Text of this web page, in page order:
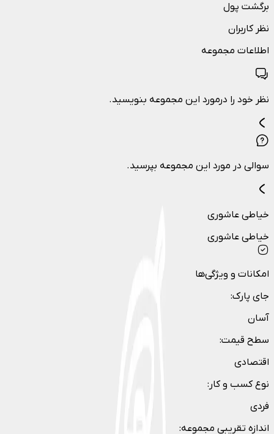
برگشت پول
نظر کاربران
اطلاعات مجموعه
نظر خود را درمورد این مجموعه بنویسید.
سوالی در مورد این مجموعه بپرسید.
خیاطی عاشوری
خیاطی عاشوری
امکانات و ویژگی‌ها
جای پارک:
آسان
سطح قیمت:
اقتصادی
نوع کسب و کار :
فردی
اندازه تقریبی مجموعه: